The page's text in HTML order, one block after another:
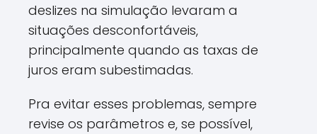
deslizes na simulação levaram a
situações desconfortáveis,
principalmente quando as taxas de
juros eram subestimadas.
Pra evitar esses problemas, sempre
revise os parâmetros e, se possível,